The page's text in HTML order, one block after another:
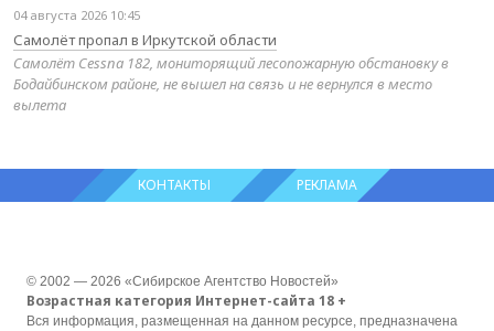
04 августа 2026 10:45
Самолёт пропал в Иркутской области
Самолёт Cessna 182, мониторящий лесопожарную обстановку в
Бодайбинском районе, не вышел на связь и не вернулся в место
вылета
КОНТАКТЫ РЕКЛАМА
© 2002 — 2026 «Сибирское Агентство Новостей»
Возрастная категория Интернет-сайта 18 +
Вся информация, размещенная на данном ресурсе, предназначена